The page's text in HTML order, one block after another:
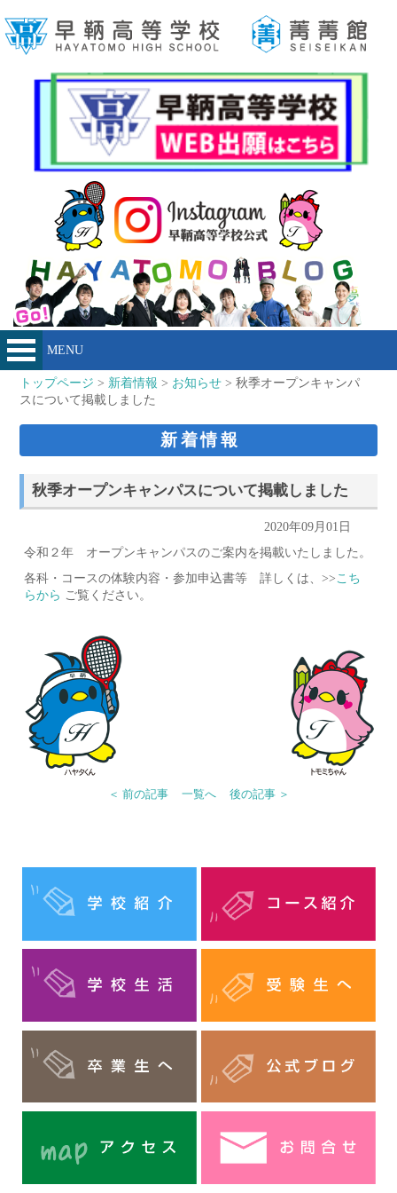
MENU
トップページ > 新着情報 > お知らせ > 秋季オープンキャンパ
スについて掲載しました
新着情報
秋季オープンキャンパスについて掲載しました
2020年09月01日
令和２年 オープンキャンパスのご案内を掲載いたしました。
各科・コースの体験内容・参加申込書等 詳しくは、>>こち
らから ご覧ください。
＜ 前の記事 一覧へ 後の記事 ＞